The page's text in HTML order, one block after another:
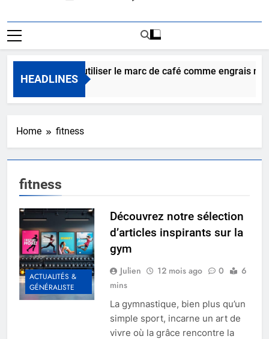
HEADLINES
Comment utiliser le marc de café comme engrais
6 Jours Ago
Home fitness
fitness
ACTUALITÉS &
GÉNÉRALISTE
Découvrez notre sélection
d’articles inspirants sur la
gym
Julien 12 mois ago 0
6
mins
La gymnastique, bien plus qu’un
simple sport, incarne un art de
vivre où la grâce rencontre la